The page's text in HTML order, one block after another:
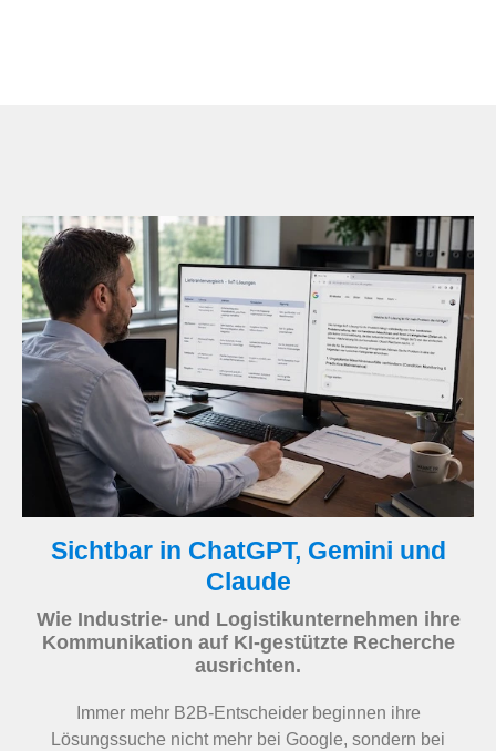
Sichtbar in ChatGPT, Gemini und
Claude
Wie Industrie- und Logistikunternehmen ihre
Kommunikation auf KI-gestützte Recherche
ausrichten.
Immer mehr B2B-Entscheider beginnen ihre
Lösungssuche nicht mehr bei Google, sondern bei